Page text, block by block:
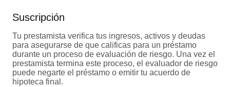
Suscripción
Tu prestamista verifica tus ingresos, activos y deudas
para asegurarse de que calificas para un préstamo
durante un proceso de evaluación de riesgo. Una vez el
prestamista termina este proceso, el evaluador de riesgo
puede negarte el préstamo o emitir tu acuerdo de
hipoteca final.